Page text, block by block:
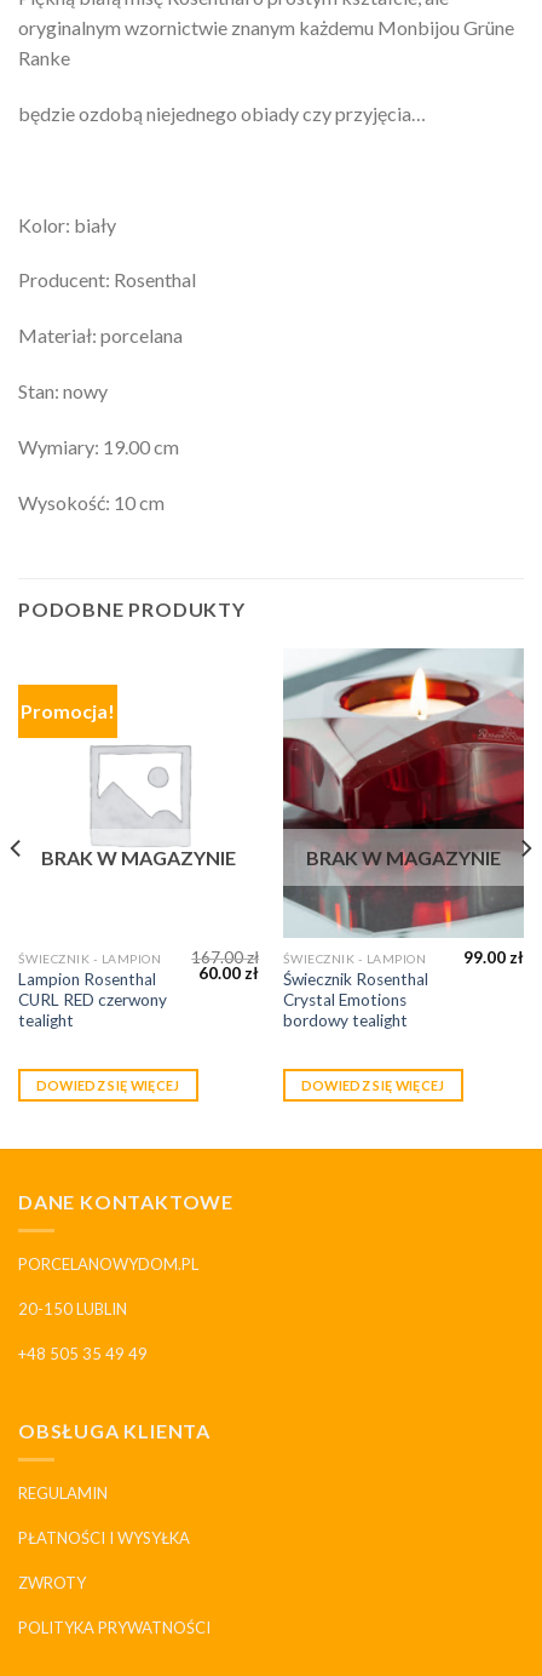
oryginalnym wzornictwie znanym każdemu Monbijou Grüne
Ranke
będzie ozdobą niejednego obiady czy przyjęcia…
Kolor: biały
Producent: Rosenthal
Materiał: porcelana
Stan: nowy
Wymiary: 19.00 cm
Wysokość: 10 cm
PODOBNE PRODUKTY
Promocja!
BRAK W MAGAZYNIE
ŚWIECZNIK - LAMPION
Lampion Rosenthal
CURL RED czerwony
tealight
167.00zł
60.00 zł
DOWIEDZ SIĘ WIĘCEJ
BRAK W MAGAZYNIE
ŚWIECZNIK - LAMPION
Świecznik Rosenthal
Crystal Emotions
bordowy tealight
99.00 zł
DOWIEDZ SIĘ WIĘCEJ
DANE KONTAKTOWE
PORCELANOWYDOM.PL
20-150 LUBLIN
+48 505 35 49 49
OBSŁUGA KLIENTA
REGULAMIN
PŁATNOŚCI I WYSYŁKA
ZWROTY
POLITYKA PRYWATNOŚCI